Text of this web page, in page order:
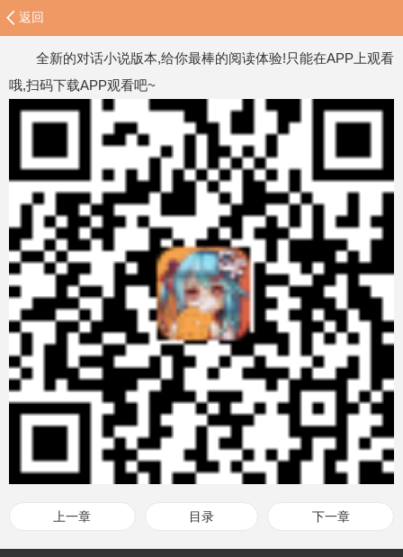
返回
全新的对话小说版本,给你最棒的阅读体验!只能在APP上观看
哦,扫码下载APP观看吧~
上一章 目录 下一章